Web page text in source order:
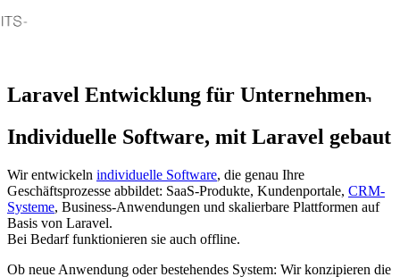
Laravel Entwicklung für Unternehmen
Individuelle Software, mit Laravel gebaut
Wir entwickeln individuelle Software, die genau Ihre
Geschäftsprozesse abbildet: SaaS-Produkte, Kundenportale, CRM-
Systeme, Business-Anwendungen und skalierbare Plattformen auf
Basis von Laravel.
Bei Bedarf funktionieren sie auch offline.
Ob neue Anwendung oder bestehendes System: Wir konzipieren die